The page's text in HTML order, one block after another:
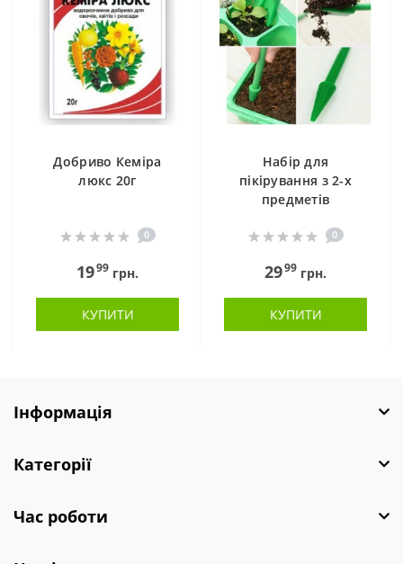
Добриво Кеміра
люкс 20г
0
1999 грн.
КУПИТИ
Набір для
пікірування з 2-х
предметів
0
2999 грн.
КУПИТИ
Інформація
Категорії
Час роботи